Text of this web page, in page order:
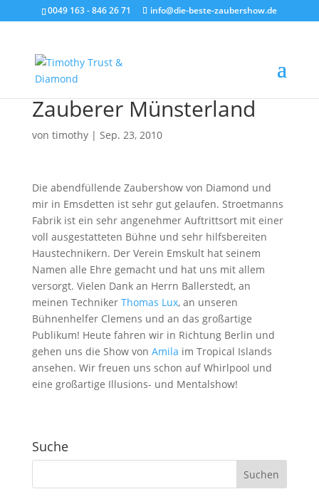
0049 163 - 846 26 71 info@die-beste-zaubershow.de
Zauberer Münsterland
von timothy| Sep. 23, 2010
Die abendfüllende Zaubershow von Diamond und
mir in Emsdetten ist sehr gut gelaufen. Stroetmanns
Fabrik ist ein sehr angenehmer Auftrittsort mit einer
voll ausgestatteten Bühne und sehr hilfsbereiten
Haustechnikern. Der Verein Emskult hat seinem
Namen alle Ehre gemacht und hat uns mit allem
versorgt. Vielen Dank an Herrn Ballerstedt, an
meinen Techniker Thomas Lux, an unseren
Bühnenhelfer Clemens und an das großartige
Publikum! Heute fahren wir in Richtung Berlin und
gehen uns die Show von Amila im Tropical Islands
ansehen. Wir freuen uns schon auf Whirlpool und
eine großartige Illusions- und Mentalshow!
Suche